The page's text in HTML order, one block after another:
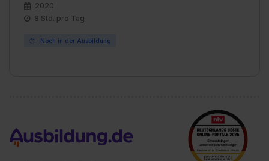
2020
8 Std. pro Tag
Noch in der Ausbildung